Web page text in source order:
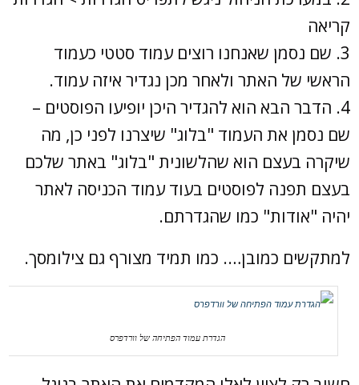
קריאה
3. שם נסמן שאנחנו רוצים עמוד סטטי כעמוד
הראשי של האתר ולאחר מכן נגדיר איזה עמוד.
4. הדבר הבא הוא להגדיר היכן יופיעו הפוסטים –
שם נסמן את העמוד "בלוג" שיצרנו לפני כן, מה
שיקרה בעצם הוא שהלשונית "בלוג" באתר שלכם
בעצם תפנה לפוסטים בעוד עמוד הכניסה לאתר
יהיה "אודות" כמו שהגדרתם.
למתקשים כמובן…. כמו תמיד מצורף גם צילומסך.
הגדרת עמוד הפתיחה של וורדפרס